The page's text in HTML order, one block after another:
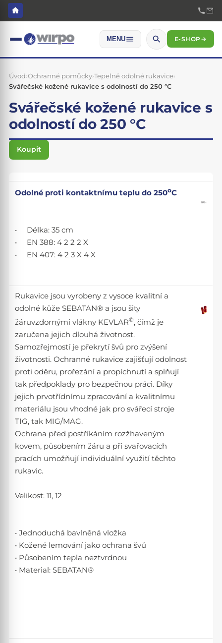
MENU E-SHOP→
Úvod›Ochranné pomůcky›Tepelně odolné rukavice›
Svářečské kožené rukavice s odolností do 250 °C
Svářečské kožené rukavice s
odolností do 250 °C
Koupit
Odolné proti kontaktnímu teplu do 250oC
• Délka: 35 cm
• EN 388: 4 2 2 2 X
• EN 407: 4 2 3 X 4 X
Rukavice jsou vyrobeny z vysoce kvalitní a
odolné kůže SEBATAN® a jsou šity
žáruvzdornými vlákny KEVLAR®, čímž je
zaručena jejich dlouhá životnost.
Samozřejmostí je překrytí švů pro zvýšení
životnosti. Ochranné rukavice zajišťují odolnost
proti oděru, prořezání a propíchnutí a splňují
tak předpoklady pro bezpečnou práci. Díky
jejich prvotřídnímu zpracování a kvalitnímu
materiálu jsou vhodné jak pro svářecí stroje
TIG, tak MIG/MAG.
Ochrana před postříkáním rozžhaveným
kovem, působením žáru a při svařovacích
pracích umožňují individuální využití těchto
rukavic.
Velikost: 11, 12
• Jednoduchá bavlněná vložka
• Kožené lemování jako ochrana švů
• Působením tepla neztvrdnou
• Material: SEBATAN®